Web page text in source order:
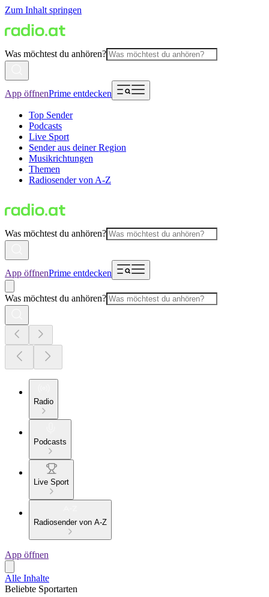
Zum Inhalt springen
Was möchtest du anhören?
App öffnenPrime entdecken
Top Sender
Podcasts
Live Sport
Sender aus deiner Region
Musikrichtungen
Themen
Radiosender von A-Z
Was möchtest du anhören?
App öffnenPrime entdecken
Was möchtest du anhören?
Radio
Podcasts
Live Sport
Radiosender von A-Z
App öffnen
Alle Inhalte
Beliebte Sportarten